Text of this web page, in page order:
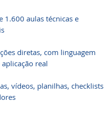
1.600 aulas técnicas e
diretas, com linguagem
real
vídeos, planilhas, checklists